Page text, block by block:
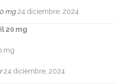
mg 24 diciembre, 2024
20 mg
mg
24 diciembre, 2024